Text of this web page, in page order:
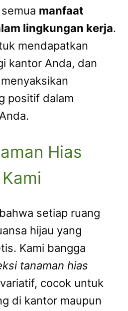
manfaat
lingkungan kerja.
mendapatkan
kantor Anda, dan
positif dalam
Hias
setiap ruang
hijau yang
Kami bangga
tanaman hias
cocok untuk
di kantor maupun